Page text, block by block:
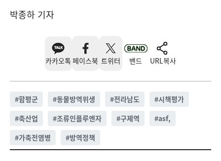
박종하 기자
카카오톡 페이스북 트위터 밴드 URL복사
#함평군 #동물방역위생 #전라남도 #시책평가
#축산업 #조류인플루엔자 #구제역 #asf,
#가축전염병 #방역정책